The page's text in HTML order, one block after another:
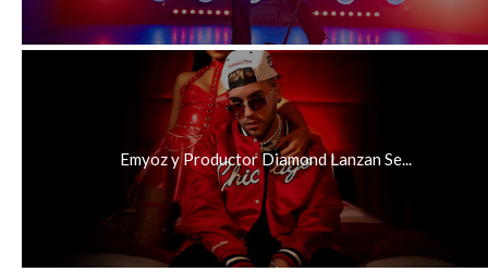
Emyoz y Productor Diamond Lanzan Se...